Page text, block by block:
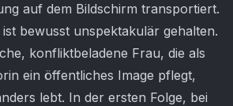
auf dem Bildschirm transportiert.
bewusst unspektakulär gehalten.
konfliktbeladene Frau, die als
ein öffentliches Image pflegt,
lebt. In der ersten Folge, bei